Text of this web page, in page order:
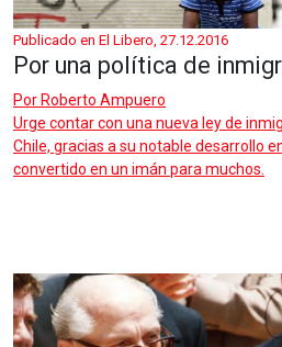
Publicado en El Libero, 27.12.2016
Por una política de
Por Roberto Ampuero
Urge contar con una nueva ley de
Chile, gracias a su notable desarrollo
convertido en un imán para muchos.